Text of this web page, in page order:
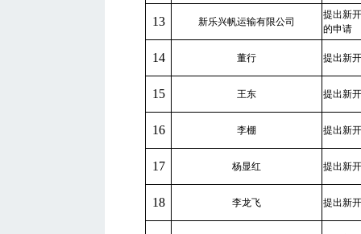
13 新乐兴帆运输有限公司
提出新
的申请
14 董行 提出新
15 王东 提出新
16 李棚 提出新
17 杨显红 提出新
18 李龙飞 提出新